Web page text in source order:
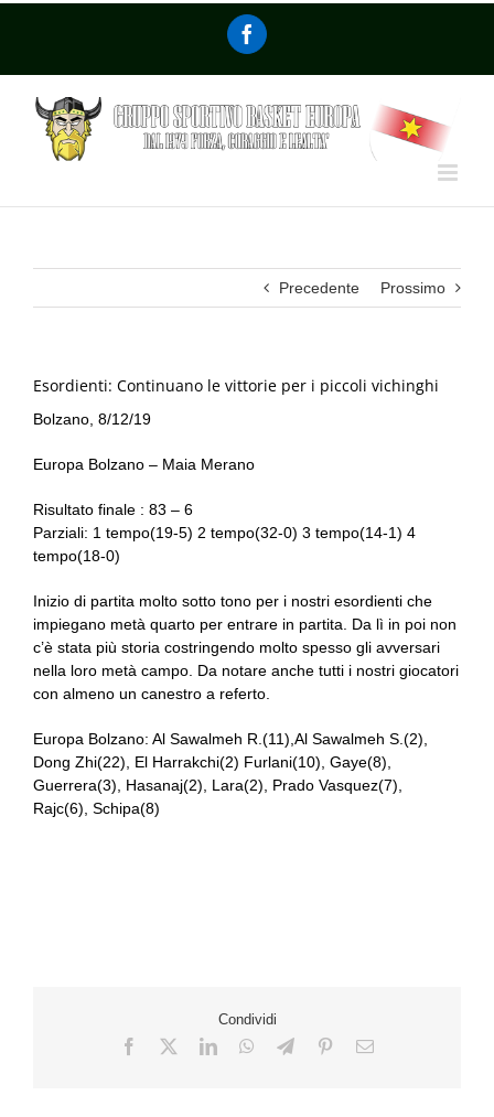
Precedente Prossimo
Esordienti: Continuano le vittorie per i piccoli vichinghi
Bolzano, 8/12/19
Europa Bolzano – Maia Merano
Risultato finale : 83 – 6
Parziali: 1 tempo(19-5) 2 tempo(32-0) 3 tempo(14-1) 4
tempo(18-0)
Inizio di partita molto sotto tono per i nostri esordienti che
impiegano metà quarto per entrare in partita. Da lì in poi non
c’è stata più storia costringendo molto spesso gli avversari
nella loro metà campo. Da notare anche tutti i nostri giocatori
con almeno un canestro a referto.
Europa Bolzano: Al Sawalmeh R.(11),Al Sawalmeh S.(2),
Dong Zhi(22), El Harrakchi(2) Furlani(10), Gaye(8),
Guerrera(3), Hasanaj(2), Lara(2), Prado Vasquez(7),
Rajc(6), Schipa(8)
Condividi